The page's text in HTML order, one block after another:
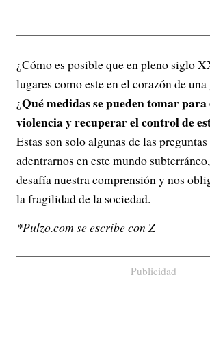
¿Cómo es posible que en pleno siglo
lugares como este en el corazón de
¿Qué medidas se pueden tomar
violencia y recuperar el control de
Estas son solo algunas de las
adentrarnos en este mundo
desafía nuestra comprensión y nos
la fragilidad de la sociedad.
*Pulzo.com se escribe con Z
Publicidad